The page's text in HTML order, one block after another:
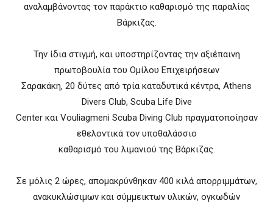
αναλαμβάνοντας τον παράκτιο καθαρισμό της παραλίας
Βάρκιζας.
Την ίδια στιγμή, και υποστηρίζοντας την αξιέπαινη
πρωτοβουλία του Ομίλου Επιχειρήσεων
Σαρακάκη, 20 δύτες από τρία καταδυτικά κέντρα, Athens
Divers Club, Scuba Life Dive
Center και Vouliagmeni Scuba Diving Club πραγματοποίησαν
εθελοντικά τον υποθαλάσσιο
καθαρισμό του λιμανιού της Βάρκιζας.
Σε μόλις 2 ώρες, απομακρύνθηκαν 400 κιλά απορριμμάτων,
ανακυκλώσιμων και σύμμεικτων υλικών, ογκωδών